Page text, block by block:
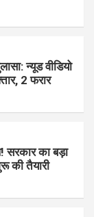
न्यूड वीडियो
2 फरार
सरकार का बड़ा
की तैयारी